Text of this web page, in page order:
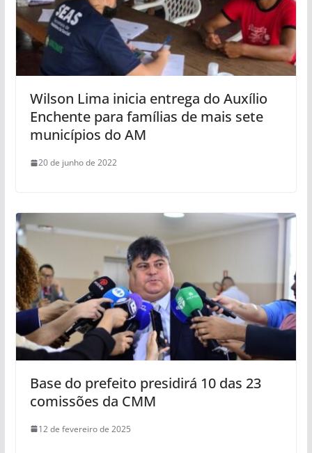
Wilson Lima inicia entrega do Auxílio
Enchente para famílias de mais sete
municípios do AM
20 de junho de 2022
Base do prefeito presidirá 10 das 23
comissões da CMM
12 de fevereiro de 2025